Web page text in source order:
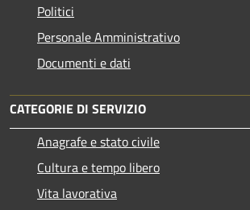
Politici
Personale Amministrativo
Documenti e dati
CATEGORIE DI SERVIZIO
Anagrafe e stato civile
Cultura e tempo libero
Vita lavorativa